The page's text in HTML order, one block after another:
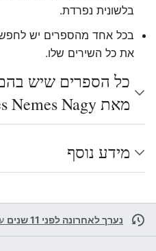
בלשונית נפרדת.
בכל אחד מהספרים יש
את כל השירים שלו.
כל הספרים שיש
מאת Ágnes Nemes Nagy
מידע נוסף
נערך לאחרונה לפני 11 שנים